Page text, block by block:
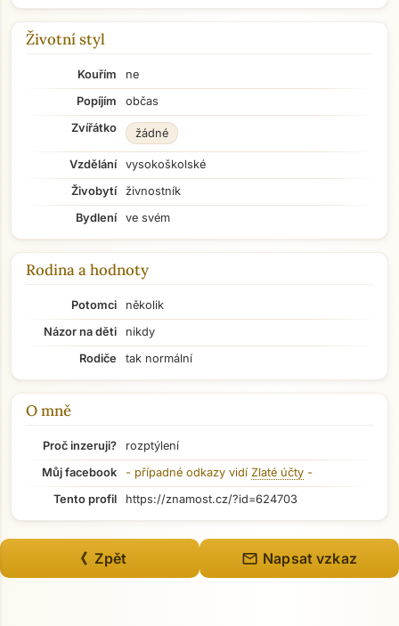
Životní styl
Kouřím
ne
Popíjím
občas
Zvířátko
žádné
Vzdělání
vysokoškolské
Živobytí
živnostník
Bydlení
ve svém
Rodina a hodnoty
Potomci
několik
Názor na děti
nikdy
Rodiče
tak normální
O mně
Proč inzeruji?
rozptýlení
Můj facebook
- případné odkazy vidí Zlaté účty -
Tento profil
https://znamost.cz/?id=624703
《 Zpět mail Napsat vzkaz